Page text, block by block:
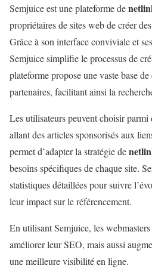
Semjuice est une plateforme de
propriétaires de sites web de créer
Grâce à son interface conviviale et
Semjuice simplifie le processus de
plateforme propose une vaste base
partenaires, facilitant ainsi la
Les utilisateurs peuvent choisir
allant des articles sponsorisés aux
permet d’adapter la stratégie de
besoins spécifiques de chaque site.
statistiques détaillées pour suivre
leur impact sur le référencement.
En utilisant Semjuice, les
améliorer leur SEO, mais aussi
une meilleure visibilité en ligne.